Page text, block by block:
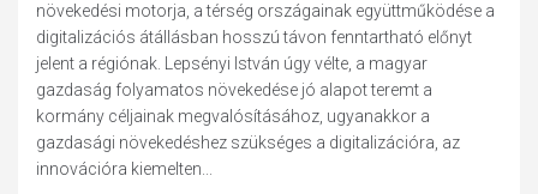
növekedési motorja, a térség országainak együttműködése a
digitalizációs átállásban hosszú távon fenntartható előnyt
jelent a régiónak. Lepsényi István úgy vélte, a magyar
gazdaság folyamatos növekedése jó alapot teremt a
kormány céljainak megvalósításához, ugyanakkor a
gazdasági növekedéshez szükséges a digitalizációra, az
innovációra kiemelten...